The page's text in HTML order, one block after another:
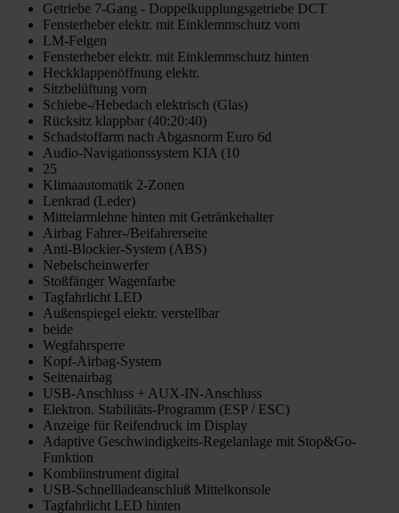
Getriebe 7-Gang - Doppelkupplungsgetriebe DCT
Fensterheber elektr. mit Einklemmschutz vorn
LM-Felgen
Fensterheber elektr. mit Einklemmschutz hinten
Heckklappenöffnung elektr.
Sitzbelüftung vorn
Schiebe-/Hebedach elektrisch (Glas)
Rücksitz klappbar (40:20:40)
Schadstoffarm nach Abgasnorm Euro 6d
Audio-Navigationssystem KIA (10
25
Klimaautomatik 2-Zonen
Lenkrad (Leder)
Mittelarmlehne hinten mit Getränkehalter
Airbag Fahrer-/Beifahrerseite
Anti-Blockier-System (ABS)
Nebelscheinwerfer
Stoßfänger Wagenfarbe
Tagfahrlicht LED
Außenspiegel elektr. verstellbar
beide
Wegfahrsperre
Kopf-Airbag-System
Seitenairbag
USB-Anschluss + AUX-IN-Anschluss
Elektron. Stabilitäts-Programm (ESP / ESC)
Anzeige für Reifendruck im Display
Adaptive Geschwindigkeits-Regelanlage mit Stop&Go-
Funktion
Kombiinstrument digital
USB-Schnellladeanschluß Mittelkonsole
Tagfahrlicht LED hinten